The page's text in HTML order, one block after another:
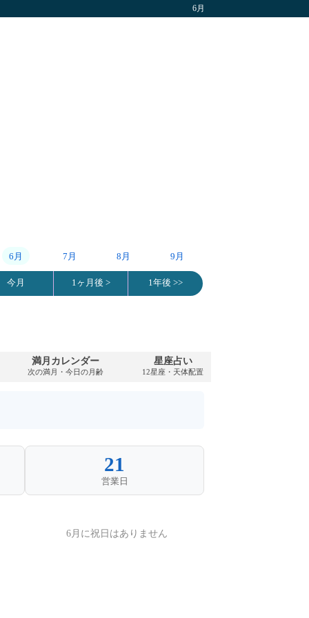
6月
6月 7月 8月 9月
今月 1ヶ月後 > 1年後 >>
満月カレンダー
次の満月・今日の月齢
星座占い
12星座・天体配置
21
営業日
6月に祝日はありません